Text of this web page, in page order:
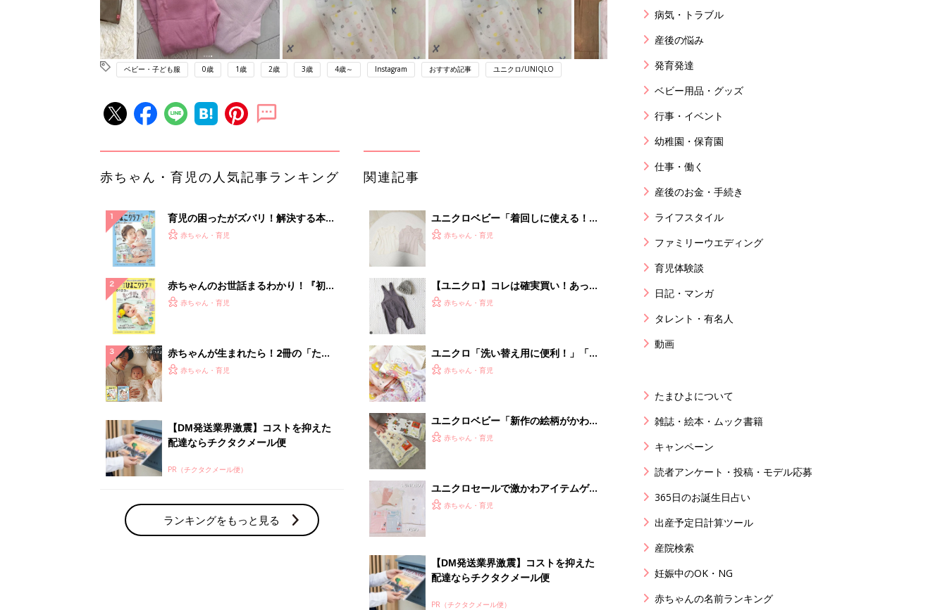
ベビー・子ども服 0歳 1歳 2歳 3歳 4歳～ Instagram おすすめ記事 ユニクロ/UNIQLO
赤ちゃん・育児の人気記事ランキング
育児の困ったがズバリ！解決する本
『ひよこクラブ 夏号』 4カ月～2才
赤ちゃん・育児
赤ちゃんのお世話まるわかり！『初め
てのひよこクラブ 夏号』〈巻頭大特
赤ちゃん・育児
赤ちゃんが生まれたら！2冊の「たま
ひよ」
赤ちゃん・育児
【DM発送業界激震】コストを抑えた
配達ならチクタクメール便
PR（チクタクメール便）
ランキングをもっと見る
関連記事
ユニクロベビー「着回しに使える！」
「レギンス・ロンT・カバーオール
赤ちゃん・育児
【ユニクロ】コレは確実買い！あった
かキッズアイテム5選
赤ちゃん・育児
ユニクロ「洗い替え用に便利！」「肌
着・レギンス・Tシャツなど」夏に向
赤ちゃん・育児
ユニクロベビー「新作の絵柄がかわい
い♪」「秋冬のインナーとしても◎」
赤ちゃん・育児
ユニクロセールで激かわアイテムゲッ
ト！ママたちの戦利品
赤ちゃん・育児
【DM発送業界激震】コストを抑えた
配達ならチクタクメール便
PR（チクタクメール便）
病気・トラブル
産後の悩み
発育発達
ベビー用品・グッズ
行事・イベント
幼稚園・保育園
仕事・働く
産後のお金・手続き
ライフスタイル
ファミリーウエディング
育児体験談
日記・マンガ
タレント・有名人
動画
たまひよについて
雑誌・絵本・ムック書籍
キャンペーン
読者アンケート・投稿・モデル応募
365日のお誕生日占い
出産予定日計算ツール
産院検索
妊娠中のOK・NG
赤ちゃんの名前ランキング